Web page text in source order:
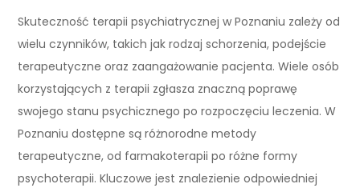
Skuteczność terapii psychiatrycznej w Poznaniu zależy od
wielu czynników, takich jak rodzaj schorzenia, podejście
terapeutyczne oraz zaangażowanie pacjenta. Wiele osób
korzystających z terapii zgłasza znaczną poprawę
swojego stanu psychicznego po rozpoczęciu leczenia. W
Poznaniu dostępne są różnorodne metody
terapeutyczne, od farmakoterapii po różne formy
psychoterapii. Kluczowe jest znalezienie odpowiedniej